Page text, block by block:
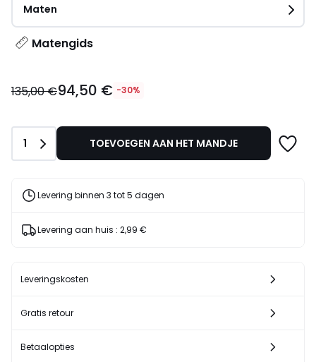
Maten
Matengids
€
135,00
€
korting
toegepast.
135,00 €94,50 € -30%
Aantal
1 TOEVOEGEN AAN HET MANDJE
Levering binnen 3 tot 5 dagen
Levering aan huis : 2,99 €
Leveringskosten
Gratis retour
Betaalopties